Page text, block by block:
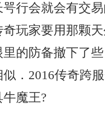
行会就会有交
玩家要用那颗
的防备撤下了
．2016传奇跨
魔王?